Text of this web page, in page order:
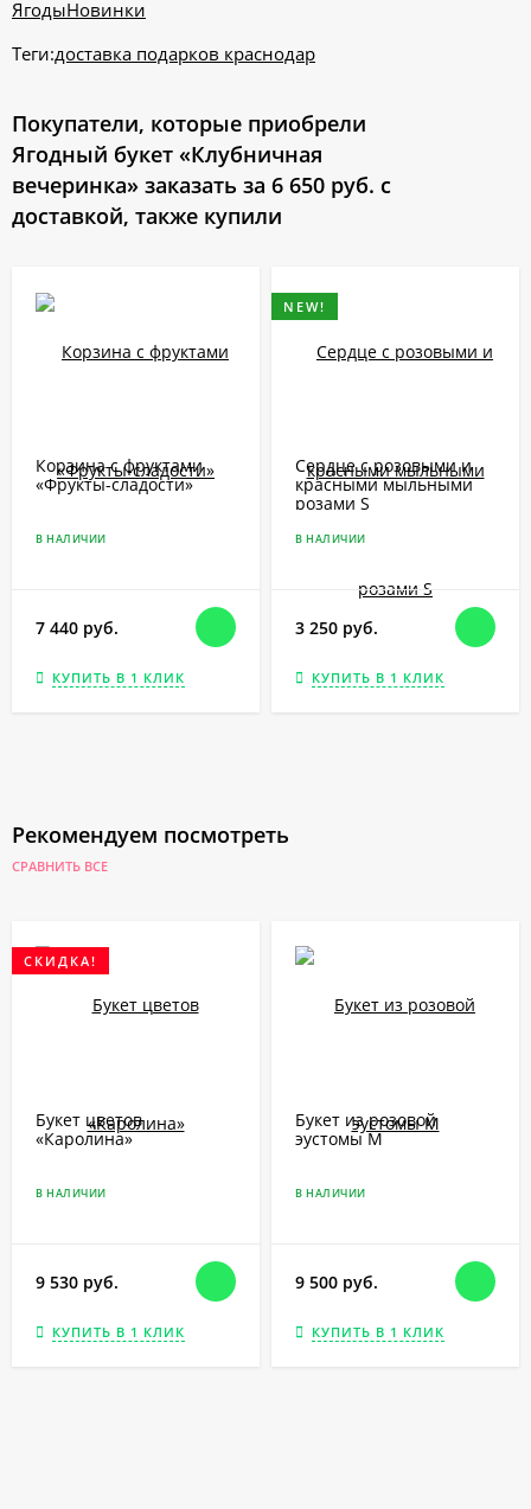
ЯгодыНовинки
Теги:доставка подарков краснодар
Покупатели, которые приобрели
Ягодный букет «Клубничная
вечеринка» заказать за 6 650 руб. с
доставкой, также купили
Корзина с фруктами
«Фрукты-сладости»
В НАЛИЧИИ
7 440 руб.
КУПИТЬ В 1 КЛИК
NEW!
Сердце с розовыми и
красными мыльными
розами S
В НАЛИЧИИ
3 250 руб.
КУПИТЬ В 1 КЛИК
Рекомендуем посмотреть
СРАВНИТЬ ВСЕ
СКИДКА!
Букет цветов
«Каролина»
В НАЛИЧИИ
9 530 руб.
КУПИТЬ В 1 КЛИК
Букет из розовой
эустомы М
В НАЛИЧИИ
9 500 руб.
КУПИТЬ В 1 КЛИК